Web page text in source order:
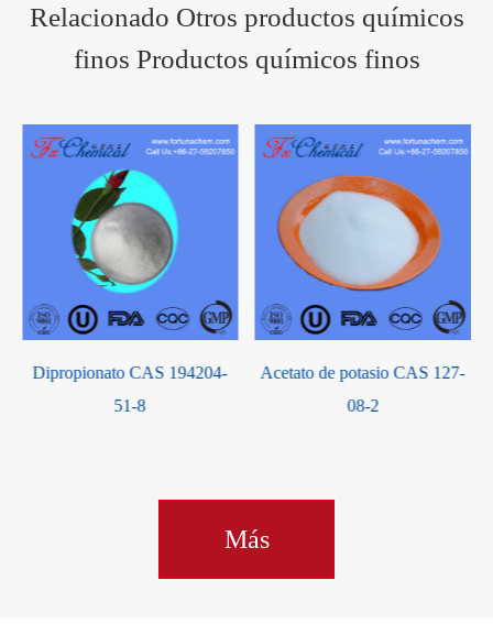
Relacionado Otros productos químicos
finos Productos químicos finos
Dipropionato CAS 194204-
51-8
Acetato de potasio CAS 127-
08-2
Más